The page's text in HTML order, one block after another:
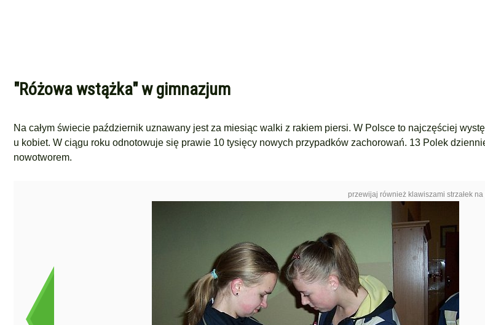
"Różowa wstążka" w gimnazjum
Na całym świecie październik uznawany jest za miesiąc walki z rakiem piersi. W Polsce to najczęściej
u kobiet. W ciągu roku odnotowuje się prawie 10 tysięcy nowych przypadków zachorowań. 13 Polek
nowotworem.
przewijaj również klawiszami strzałek